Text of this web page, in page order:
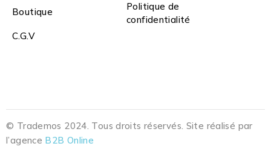
Boutique
Politique de
confidentialité
C.G.V
© Trademos 2024. Tous droits réservés. Site réalisé par
l’agence B2B Online